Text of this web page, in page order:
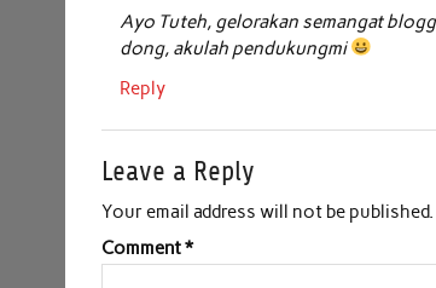
Ayo Tuteh, gelorakan semangat
dong, akulah pendukungmi
Reply
Leave a Reply
Your email address will not be published.
Comment*